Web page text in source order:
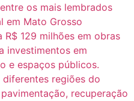
os mais lembrados
em Mato Grosso
R$ 129 milhões em obras
investimentos em
e espaços públicos.
diferentes regiões do
recuperação